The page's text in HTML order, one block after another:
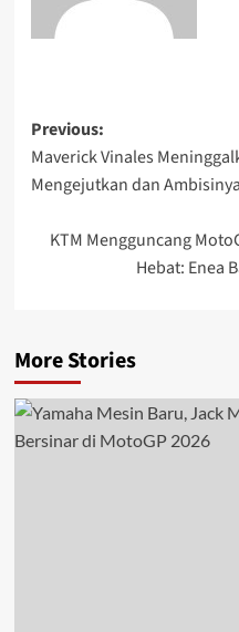
Previous:
Maverick Vinales
Mengejutkan dan
KTM Mengguncang
Hebat: Enea
More Stories